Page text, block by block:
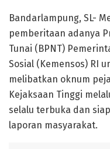
Bandarlampung, SL-
pemberitaan adanya
Tunai (BPNT)
Sosial (Kemensos) RI
melibatkan oknum
Kejaksaan Tinggi
selalu terbuka dan
laporan masyarakat.